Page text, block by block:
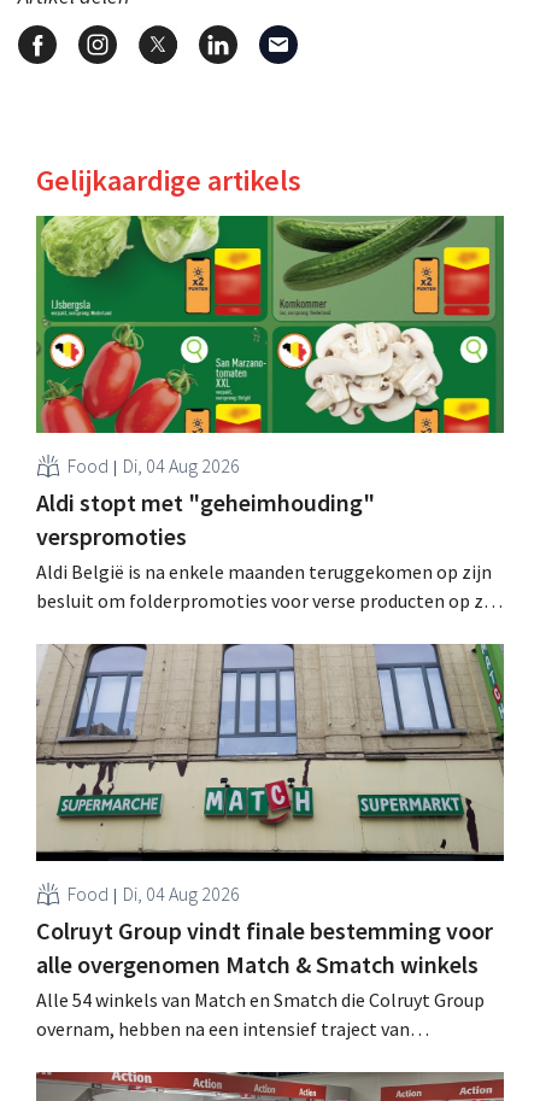
Gelijkaardige artikels
Food Di, 04 Aug 2026
Aldi stopt met "geheimhouding"
verspromoties
Aldi België is na enkele maanden teruggekomen op zijn
besluit om folderpromoties voor verse producten op zijn
werking treden: "Onze klanten willen goed
geïnformeerd worden." .
Food Di, 04 Aug 2026
Colruyt Group vindt finale bestemming voor
alle overgenomen Match & Smatch winkels
Alle 54 winkels van Match en Smatch die Colruyt Group
overnam, hebben na een intensief traject van
Al is die bestemming voor sommige panden een sluiting.